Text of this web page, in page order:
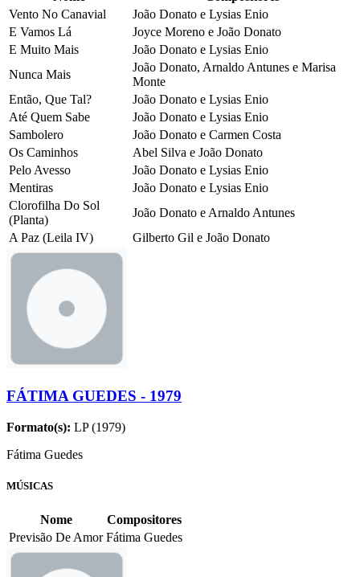
Vento No Canavial
João Donato e Lysias Enio
E Vamos Lá
Joyce Moreno e João Donato
E Muito Mais
João Donato e Lysias Enio
Nunca Mais
João Donato, Arnaldo Antunes e Marisa
Monte
Então, Que Tal?
João Donato e Lysias Enio
Até Quem Sabe
João Donato e Lysias Enio
Sambolero
João Donato e Carmen Costa
Os Caminhos
Abel Silva e João Donato
Pelo Avesso
João Donato e Lysias Enio
Mentiras
João Donato e Lysias Enio
Clorofilha Do Sol
(Planta)
João Donato e Arnaldo Antunes
A Paz (Leila IV)
Gilberto Gil e João Donato
FÁTIMA GUEDES - 1979
Formato(s): LP (1979)
Fátima Guedes
MÚSICAS
Nome
Compositores
Previsão De Amor Fátima Guedes